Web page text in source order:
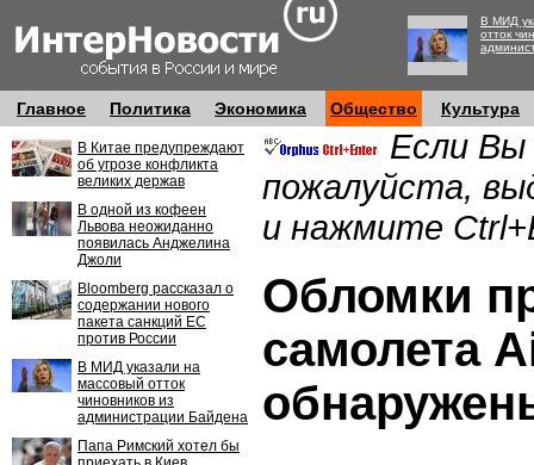
В МИД
отток
Главное Политика Экономика Общество Культура
В Китае предупреждают
об угрозе конфликта
великих держав
В одной из кофеен
Львова неожиданно
появилась Анджелина
Джоли
Bloomberg рассказал о
содержании нового
пакета санкций ЕС
против России
В МИД указали на
массовый отток
чиновников из
администрации Байдена
Папа Римский хотел бы
Если Вы
пожалуйста,
и нажмите
Обломки
самолета